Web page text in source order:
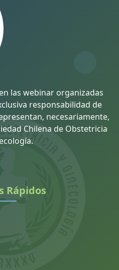
las webinar organizadas
responsabilidad de
necesariamente,
Chilena de Obstetricia
Rápidos